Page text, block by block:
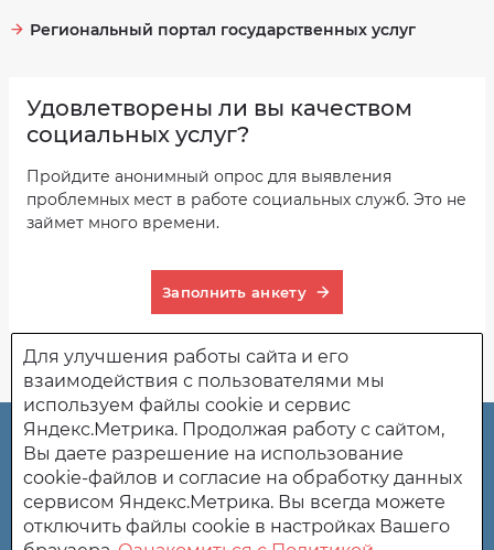
Региональный портал государственных услуг
Удовлетворены ли вы качеством
социальных услуг?
Пройдите анонимный опрос для выявления
проблемных мест в работе социальных служб. Это не
займет много времени.
Заполнить анкету
ГБСУСО "Поимский пансионат" Белинского района
Пензенской области.
442270 Пензенская область, Белинский район, с. Поим,
ул.Лесная 30.
Для улучшения работы сайта и его
взаимодействия с пользователями мы
используем файлы cookie и сервис
Яндекс.Метрика. Продолжая работу с сайтом,
Вы даете разрешение на использование
cookie-файлов и согласие на обработку данных
сервисом Яндекс.Метрика. Вы всегда можете
отключить файлы cookie в настройках Вашего